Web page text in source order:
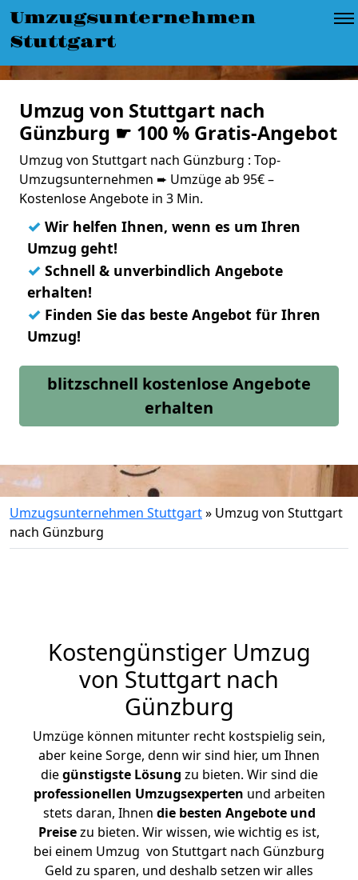
Umzugsunternehmen
Stuttgart
Umzug von Stuttgart nach
Günzburg ☛ 100 % Gratis-Angebot
Umzug von Stuttgart nach Günzburg : Top-
Umzugsunternehmen ➨ Umzüge ab 95€ –
Kostenlose Angebote in 3 Min.
✓ Wir helfen Ihnen, wenn es um Ihren
Umzug geht!
✓ Schnell & unverbindlich Angebote
erhalten!
✓ Finden Sie das beste Angebot für Ihren
Umzug!
blitzschnell kostenlose Angebote
erhalten
Umzugsunternehmen Stuttgart» Umzug von Stuttgart
nach Günzburg
Kostengünstiger Umzug
von Stuttgart nach
Günzburg
Umzüge können mitunter recht kostspielig sein,
aber keine Sorge, denn wir sind hier, um Ihnen
diegünstigste Lösung zu bieten. Wir sind die
professionellen Umzugsexperten und arbeiten
stets daran, Ihnen die besten Angebote und
Preisezu bieten. Wir wissen, wie wichtig es ist,
bei einem Umzug von Stuttgart nach Günzburg
Geld zu sparen, und deshalb setzen wir alles